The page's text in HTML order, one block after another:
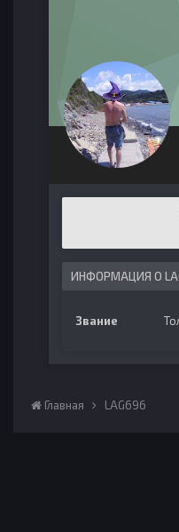
ИНФОРМАЦИЯ О
Звание
Главная LAG696